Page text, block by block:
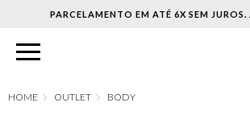
PARCELAMENTO EM ATÉ 6X SEM
OUTLET BODY